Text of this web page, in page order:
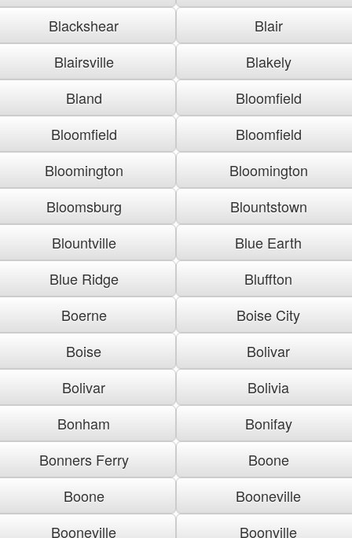
Blackshear
Blair
Blairsville
Blakely
Bland
Bloomfield
Bloomfield
Bloomfield
Bloomington
Bloomington
Bloomsburg
Blountstown
Blountville
Blue Earth
Blue Ridge
Bluffton
Boerne
Boise City
Boise
Bolivar
Bolivar
Bolivia
Bonham
Bonifay
Bonners Ferry
Boone
Boone
Booneville
Booneville
Boonville